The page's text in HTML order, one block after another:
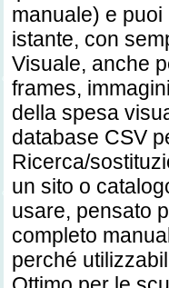
manuale) e
istante, con
Visuale, anche
frames,
della spesa
database CSV
Ricerca/
un sito o
usare, pensato
completo
perché